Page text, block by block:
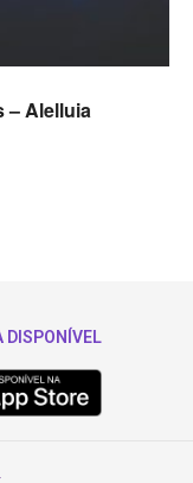
– Alelluia
DISPONÍVEL